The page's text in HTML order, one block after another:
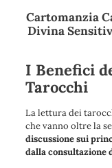
Cartomanzia
Divina
I Benefici
Tarocchi
La lettura dei
che vanno oltre la
discussione sui
dalla consultazione